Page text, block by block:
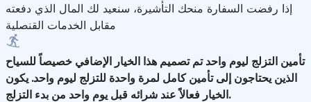
إذا رفضت السفارة منحك التأشيرة، سنعيد لك المال الذي دفعته
مقابل الخدمات القنصلية
تأمين التزلج ليوم واحد تم تصميم هذا الخيار الإضافي خصيصاً للسياح
الذين يحتاجون إلى تأمين كامل لمرة واحدة للتزلج ليوم واحد. يكون
الخيار فعالاً عند شرائه قبل يوم واحد من بدء التزلج.